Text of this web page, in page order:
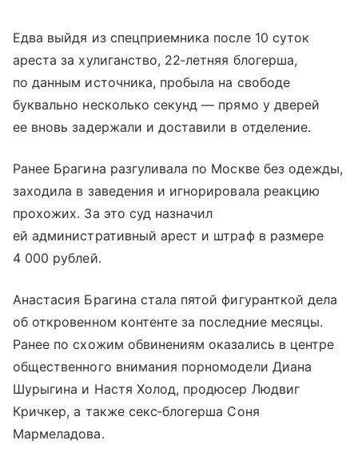
Едва выйдя из спецприемника после 10 суток
ареста за хулиганство, 22‑летняя блогерша,
по данным источника, пробыла на свободе
буквально несколько секунд — прямо у дверей
ее вновь задержали и доставили в отделение.
Ранее Брагина разгуливала по Москве без одежды,
заходила в заведения и игнорировала реакцию
прохожих. За это суд назначил
ей административный арест и штраф в размере
4 000 рублей.
Анастасия Брагина стала пятой фигуранткой дела
об откровенном контенте за последние месяцы.
Ранее по схожим обвинениям оказались в центре
общественного внимания порномодели Диана
Шурыгина и Настя Холод, продюсер Людвиг
Кричкер, а также секс‑блогерша Соня
Мармеладова.